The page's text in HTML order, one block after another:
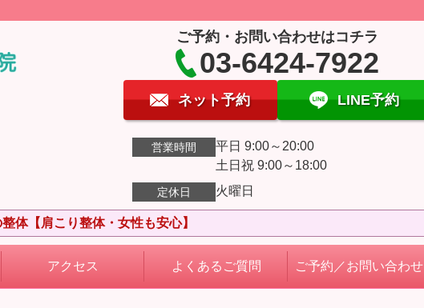
ご予約・お問い合わせはコチラ
03-6424-7922
ネット予約 LINE予約
営業時間
平日 9:00～20:00
土日祝 9:00～18:00
定休日 火曜日
体【肩こり整体・女性も安心】
アクセス よくあるご質問 ご予約／お問い合わせ